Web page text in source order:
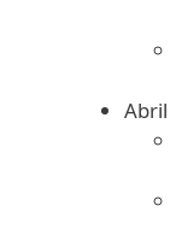
Abril